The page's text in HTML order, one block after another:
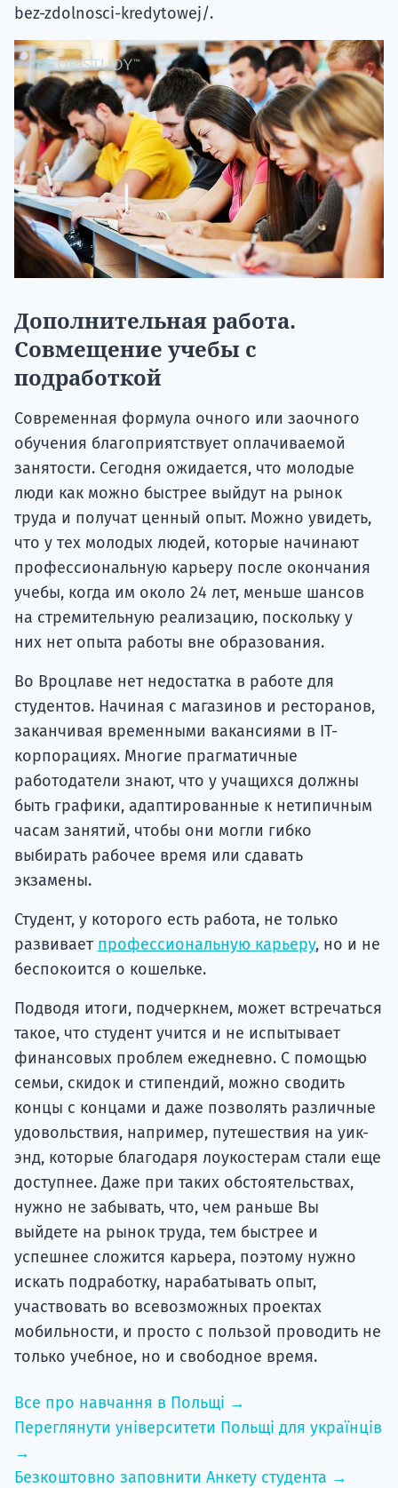
bez-zdolnosci-kredytowej/.
Дополнительная работа.
Совмещение учебы с
подработкой
Современная формула очного или заочного
обучения благоприятствует оплачиваемой
занятости. Сегодня ожидается, что молодые
люди как можно быстрее выйдут на рынок
труда и получат ценный опыт. Можно увидеть,
что у тех молодых людей, которые начинают
профессиональную карьеру после окончания
учебы, когда им около 24 лет, меньше шансов
на стремительную реализацию, поскольку у
них нет опыта работы вне образования.
Во Вроцлаве нет недостатка в работе для
студентов. Начиная с магазинов и ресторанов,
заканчивая временными вакансиями в IT-
корпорациях. Многие прагматичные
работодатели знают, что у учащихся должны
быть графики, адаптированные к нетипичным
часам занятий, чтобы они могли гибко
выбирать рабочее время или сдавать
экзамены.
Студент, у которого есть работа, не только
развивает профессиональную карьеру, но и не
беспокоится о кошельке.
Подводя итоги, подчеркнем, может встречаться
такое, что студент учится и не испытывает
финансовых проблем ежедневно. С помощью
семьи, скидок и стипендий, можно сводить
концы с концами и даже позволять различные
удовольствия, например, путешествия на уик-
энд, которые благодаря лоукостерам стали еще
доступнее. Даже при таких обстоятельствах,
нужно не забывать, что, чем раньше Вы
выйдете на рынок труда, тем быстрее и
успешнее сложится карьера, поэтому нужно
искать подработку, нарабатывать опыт,
участвовать во всевозможных проектах
мобильности, и просто с пользой проводить не
только учебное, но и свободное время.
Все про навчання в Польщі →
Переглянути університети Польщі для українців
→
Безкоштовно заповнити Анкету студента →